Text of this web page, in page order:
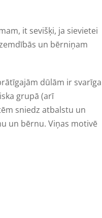
it sevišķi, ja sievietei
un bērniņam
dūlām ir svarīga
grupā (arī
sniedz atbalstu un
un bērnu. Viņas motivē